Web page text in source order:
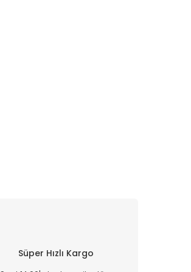
Süper Hızlı Kargo